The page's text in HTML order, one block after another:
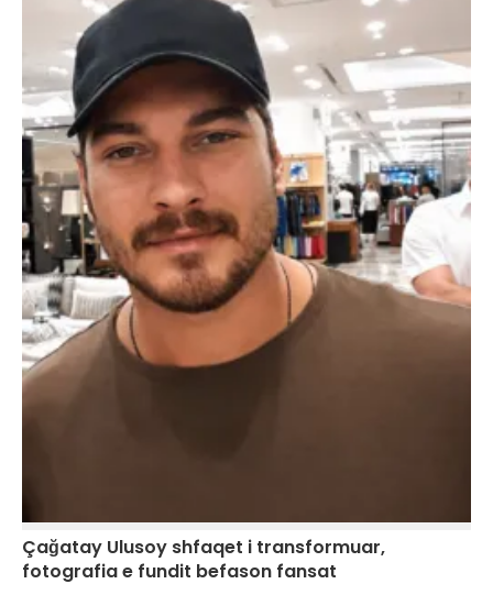
Çağatay Ulusoy shfaqet i transformuar,
fotografia e fundit befason fansat